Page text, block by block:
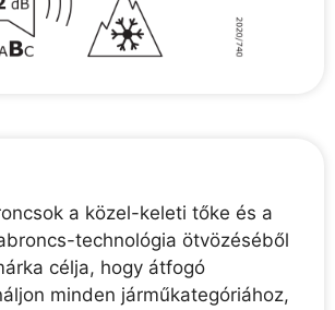
a közel-keleti tőke és a
technológia ötvözéséből
célja, hogy átfogó
minden járműkategóriához,